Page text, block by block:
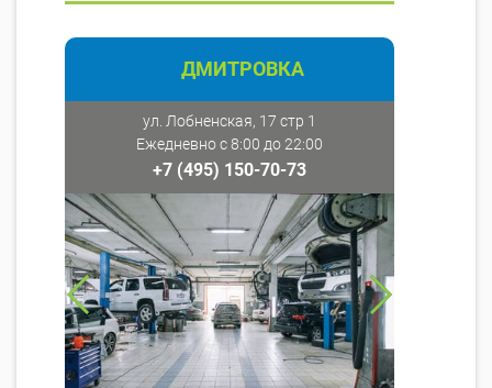
ДМИТРОВКА
ул. Лобненская, 17 стр 1
Ежедневно с 8:00 до 22:00
+7 (495) 150-70-73